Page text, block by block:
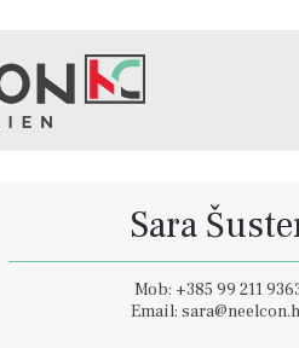
Sara
Mob: +385 99 211
Email: